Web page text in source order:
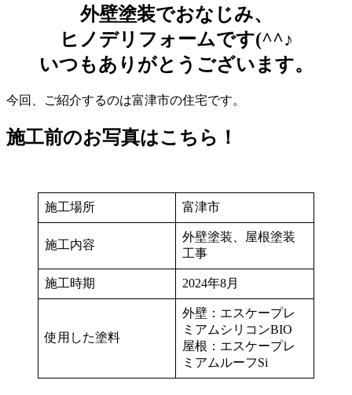
外壁塗装でおなじみ、
ヒノデリフォームです(^^♪
いつもありがとうございます。
今回、ご紹介するのは富津市の住宅です。
施工前のお写真はこちら！
施工場所 富津市
施工内容
外壁塗装、屋根塗装
工事
施工時期 2024年8月
使用した塗料
外壁：エスケープレ
ミアムシリコンBIO
屋根：エスケープレ
ミアムルーフSi